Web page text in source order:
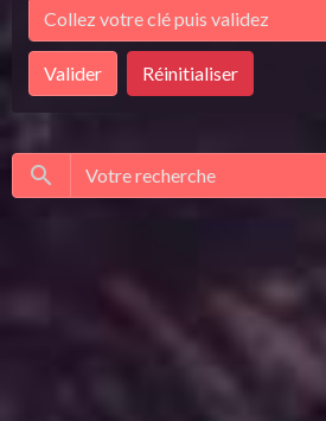
Valider Réinitialiser